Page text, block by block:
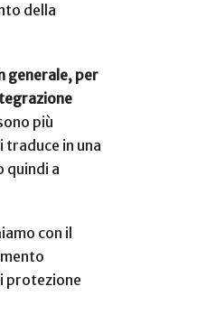
della
generale, per
più
in una
a
con il
protezione